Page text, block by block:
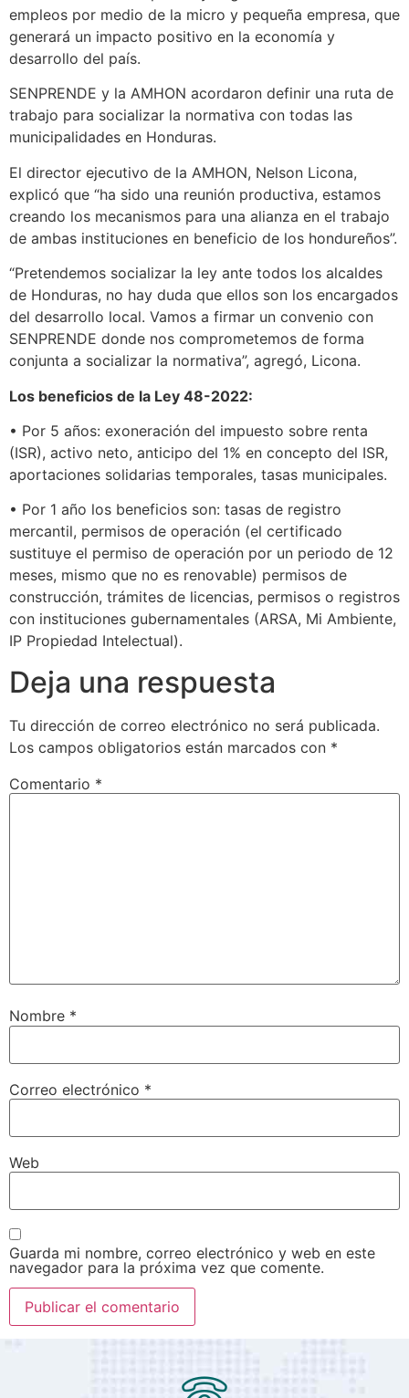
empleos por medio de la micro y pequeña empresa, que
generará un impacto positivo en la economía y
desarrollo del país.
SENPRENDE y la AMHON acordaron definir una ruta de
trabajo para socializar la normativa con todas las
municipalidades en Honduras.
El director ejecutivo de la AMHON, Nelson Licona,
explicó que “ha sido una reunión productiva, estamos
creando los mecanismos para una alianza en el trabajo
de ambas instituciones en beneficio de los hondureños”.
“Pretendemos socializar la ley ante todos los alcaldes
de Honduras, no hay duda que ellos son los encargados
del desarrollo local. Vamos a firmar un convenio con
SENPRENDE donde nos comprometemos de forma
conjunta a socializar la normativa”, agregó, Licona.
Los beneficios de la Ley 48-2022:
• Por 5 años: exoneración del impuesto sobre renta
(ISR), activo neto, anticipo del 1% en concepto del ISR,
aportaciones solidarias temporales, tasas municipales.
• Por 1 año los beneficios son: tasas de registro
mercantil, permisos de operación (el certificado
sustituye el permiso de operación por un periodo de 12
meses, mismo que no es renovable) permisos de
construcción, trámites de licencias, permisos o registros
con instituciones gubernamentales (ARSA, Mi Ambiente,
IP Propiedad Intelectual).
Deja una respuesta
Tu dirección de correo electrónico no será publicada.
Los campos obligatorios están marcados con *
Comentario *
Nombre *
Correo electrónico *
Web
Guarda mi nombre, correo electrónico y web en este
navegador para la próxima vez que comente.